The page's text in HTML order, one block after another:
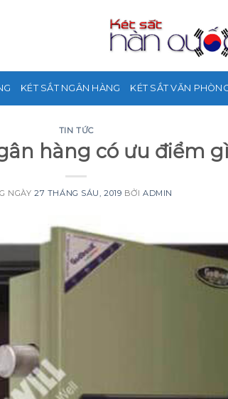
KÉT SẮT NGÂN HÀNG KÉT SẮT VĂN
TIN TỨC
hàng có ưu điểm
NGÀY27 THÁNG SÁU, 2019 BỞIADMIN